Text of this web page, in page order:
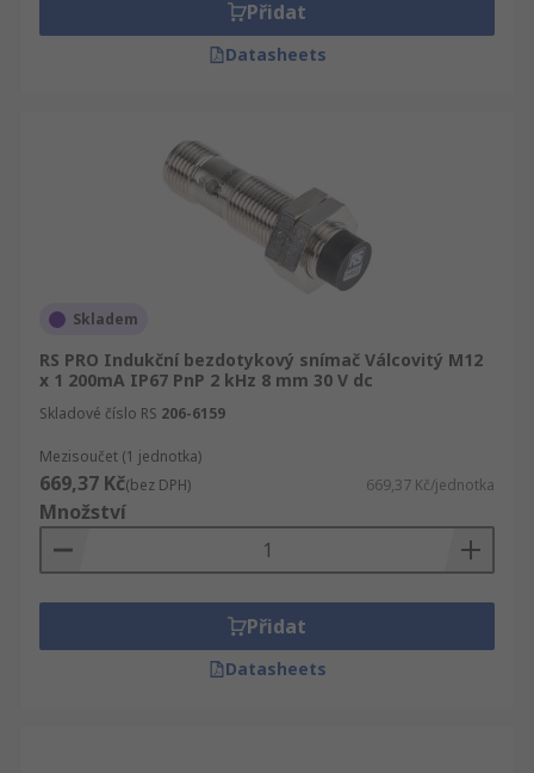
Přidat
Datasheets
Skladem
RS PRO Indukční bezdotykový snímač Válcovitý M12
x 1 200mA IP67 PnP 2 kHz 8 mm 30 V dc
Skladové číslo RS 206-6159
Mezisoučet (1 jednotka)
669,37 Kč(bez DPH) 669,37 Kč/jednotka
Množství
Přidat
Datasheets